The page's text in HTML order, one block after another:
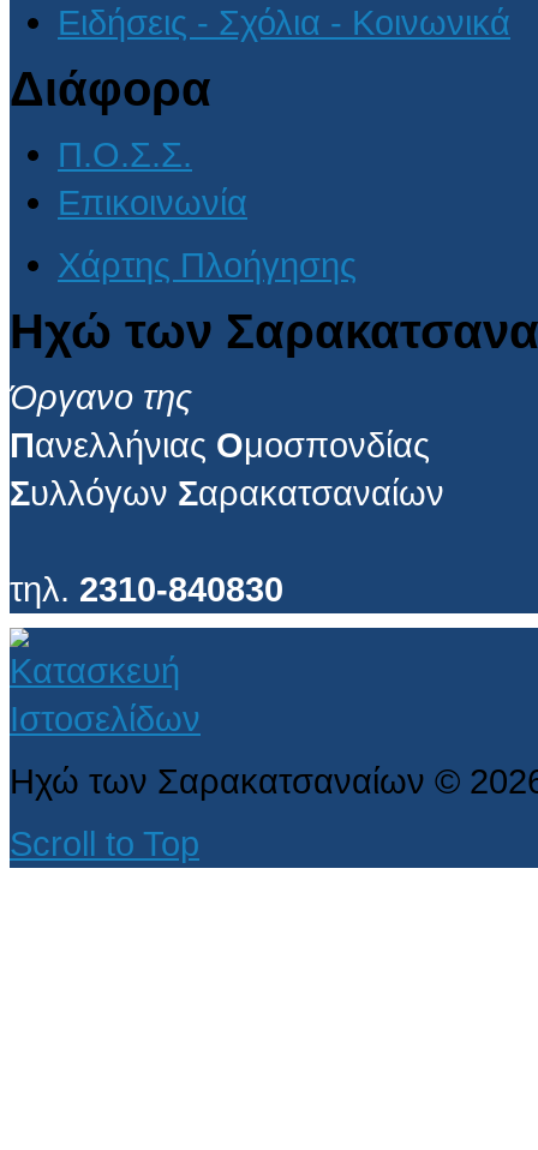
Ειδήσεις - Σχόλια - Κοινωνικά
Διάφορα
Π.Ο.Σ.Σ.
Επικοινωνία
Χάρτης Πλοήγησης
Ηχώ των
Όργανο της
Πανελλήνιας Ομοσπονδίας
Συλλόγων Σαρακατσαναίων
τηλ. 2310-840830
Ηχώ των Σαρακατσαναίων ©
Scroll to Top